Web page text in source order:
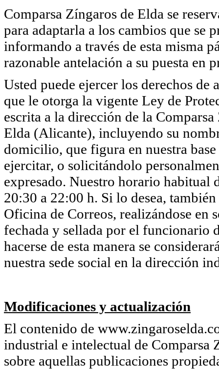
Comparsa Zíngaros de Elda se
para adaptarla a los cambios que se
informando a través de esta misma
razonable antelación a su puesta en
Usted puede ejercer los derechos
que le otorga la vigente Ley de
escrita a la dirección de la
Elda (Alicante), incluyendo su
domicilio, que figura en nuestra
ejercitar, o solicitándolo
expresado. Nuestro horario habitual
20:30 a 22:00 h. Si lo desea,
Oficina de Correos, realizándose en
fechada y sellada por el funcionario
hacerse de esta manera se
nuestra sede social en la dirección
Modificaciones y actualización
El contenido de
industrial e intelectual de Comparsa
sobre aquellas publicaciones